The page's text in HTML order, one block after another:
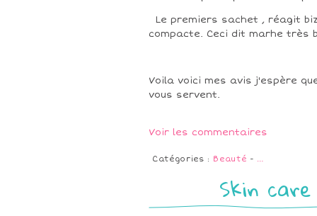
Le premiers sachet , réagit
compacte. Ceci dit marhe très
Voila voici mes avis j'espère
vous servent.
Voir les commentaires
Catégories : Beauté - …
Skin